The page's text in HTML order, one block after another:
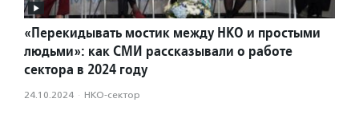
«Перекидывать мостик между НКО и простыми
людьми»: как СМИ рассказывали о работе
сектора в 2024 году
24.10.2024 · НКО-сектор